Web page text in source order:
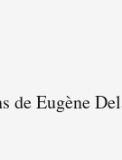
de Eugène